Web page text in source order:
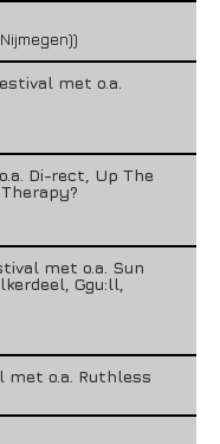
met o.a.
Di-rect, Up The
met o.a. Sun
Ggu:ll,
met o.a. Ruthless